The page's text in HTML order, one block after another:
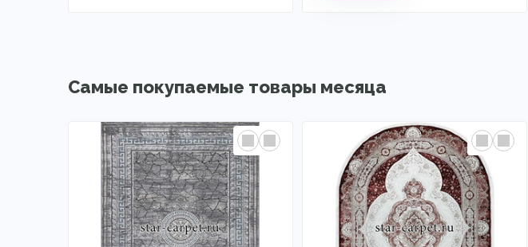
Самые покупаемые товары месяца